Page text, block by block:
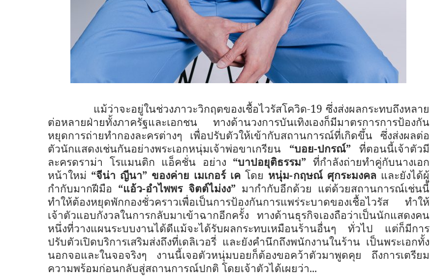
แม้ว่าจะอยู่ในช่วงภาวะวิกฤตของเชื้อไวรัสโควิด-19 ซึ่งส่งผลกระทบถึงหลาย
ต่อหลายฝ่ายทั้งภาครัฐและเอกชน ทางด้านวงการบันเทิงเองก็มีมาตรการการป้องกัน
หยุดการถ่ายทำกองละครต่างๆ เพื่อปรับตัวให้เข้ากับสถานการณ์ที่เกิดขึ้น ซึ่งส่งผลต่อ
ตัวนักแสดงเช่นกันอย่างพระเอกหนุ่มเจ้าพ่อขาเกรียน “บอย-ปกรณ์”ที่ตอนนี้เจ้าตัวมี
ละครดราม่า โรแมนติก แอ็คชั่น อย่าง “บาปอยุติธรรม” ที่กำลังถ่ายทำคู่กับนางเอก
หน้าใหม่ “จีน่า ญีนา” ของค่าย เมเกอร์ เคโดย หนุ่ม-กฤษณ์ ศุกระมงคล และยังได้ผู้
กำกับมากฝีมือ “แอ้ว-อำไพพร จิตต์ไม่งง”มากำกับอีกด้วย แต่ด้วยสถานการณ์เช่นนี้
ทำให้ต้องหยุดพักกองชั่วคราวเพื่อเป็นการป้องกันการแพร่ระบาดของเชื้อไวรัส ทำให้
เจ้าตัวแอบกังวลในการกลับมาเข้าฉากอีกครั้ง ทางด้านธุรกิจเองถือว่าเป็นนักแสดงคน
หนึ่งที่วางแผนระบบงานได้ดีแม้จะได้รับผลกระทบเหมือนร้านอื่นๆ ทั่วไป แต่ก็มีการ
ปรับตัวเปิดบริการเสริมส่งถึงที่เดลิเวอรี่ และยังคำนึกถึงพนักงานในร้าน เป็นพระเอกทั้ง
นอกจอและในจอจริงๆ งานนี้เจอตัวหนุ่มบอยก็ต้องขอคว้าตัวมาพูดคุย ถึงการเตรียม
ความพร้อมก่อนกลับสู่สถานการณ์ปกติ โดยเจ้าตัวได้เผยว่า...